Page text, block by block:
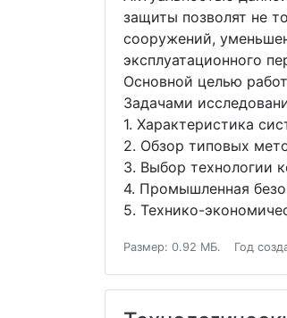
защиты позволят не
сооружений,
эксплуатационного
Основной целью
Задачами
1. Характеристика
2. Обзор типовых
3. Выбор технологии
4. Промышленная
5. Технико-
Размер: 0.92 МБ. Год